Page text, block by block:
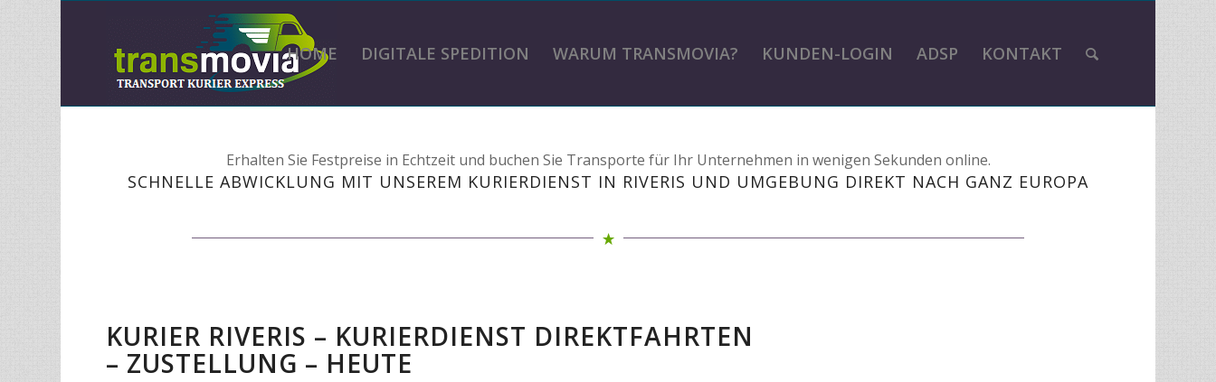
HOME DIGITALE SPEDITION WARUM TRANSMOVIA? KUNDEN-LOGIN ADSP KONTAKT
Erhalten Sie Festpreise in Echtzeit und buchen Sie Transporte für Ihr Unternehmen in wenigen Sekunden online.
SCHNELLE ABWICKLUNG MIT UNSEREM KURIERDIENST IN RIVERIS UND UMGEBUNG DIREKT NACH GANZ EUROPA
KURIER RIVERIS – KURIERDIENST DIREKTFAHRTEN
– ZUSTELLUNG – HEUTE